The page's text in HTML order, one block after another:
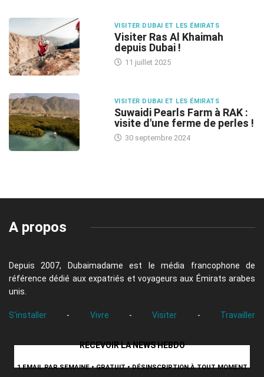
VISITER DUBAI ET LES ÉMIRATS
Visiter Ras Al Khaimah
depuis Dubai !
11 juillet 2025
VISITER DUBAI ET LES ÉMIRATS
Suwaidi Pearls Farm à RAK :
visite d'une ferme de perles !
30 septembre 2024
A propos
Depuis 2007, Dubaimadame est le média francophone de
référence dédié aux expatriés et voyageurs aux Émirats arabes
unis.
S'installer - Vivre - Visiter - Travailler
RECEVOIR LA NEWS HEBDO
1 EMAIL PAR SEMAINE • GRATUIT • DÉSINSCRIPTION À TOUT MOMENT